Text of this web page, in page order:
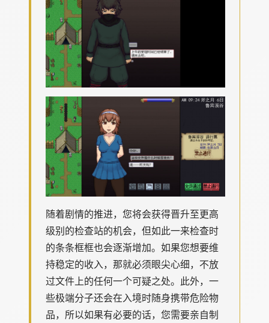
随着剧情的推进，您将会获得晋升至更高
级别的检查站的机会，但如此一来检查时
的条条框框也会逐渐增加。如果您想要维
持稳定的收入，那就必须眼尖心细，不放
过文件上的任何一个可疑之处。此外，一
些极端分子还会在入境时随身携带危险物
品，所以如果有必要的话，您需要亲自制